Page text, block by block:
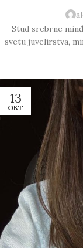
Stud srebrne
svetu juvelirstva,
13
OKT